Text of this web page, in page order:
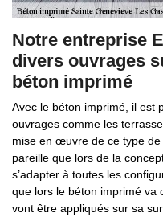
Notre entreprise
divers ouvrages
béton imprimé
Avec le béton imprimé, il est
ouvrages comme les
mise en œuvre de ce type
pareille que lors de la
s’adapter à toutes les
que lors le béton imprimé va
vont être appliqués sur sa